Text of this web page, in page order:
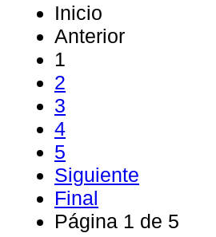
Inicio
Anterior
1
2
3
4
5
Siguiente
Final
Página 1 de 5